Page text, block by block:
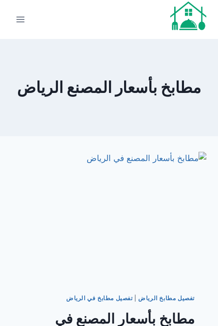
التجاوز
المحتوى
مطابخ بأسعار المصنع الرياض
تفصيل مطابخ الرياض |تفصيل مطابخ في الرياض
مطابخ بأسعار المصنع في